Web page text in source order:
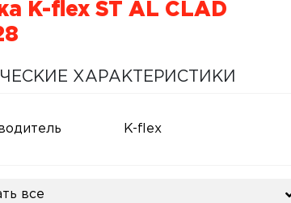
K-flex ST AL CLAD
ХАРАКТЕРИСТИКИ
K-flex
все